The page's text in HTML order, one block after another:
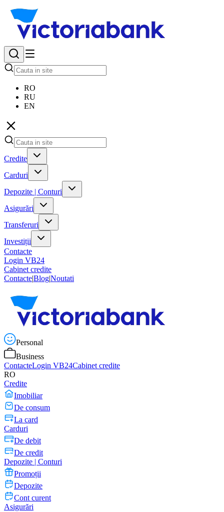
RO
RU
EN
Credite
Carduri
Depozite | Conturi
Asigurări
Transferuri
Investiții
Contacte
Login VB24
Cabinet credite
Contacte|Blog|Noutati
Personal
Business
ContacteLogin VB24Cabinet credite
RO
Credite
Imobiliar
De consum
La card
Carduri
De debit
De credit
Depozite | Conturi
Promoții
Depozite
Cont curent
Asigurări